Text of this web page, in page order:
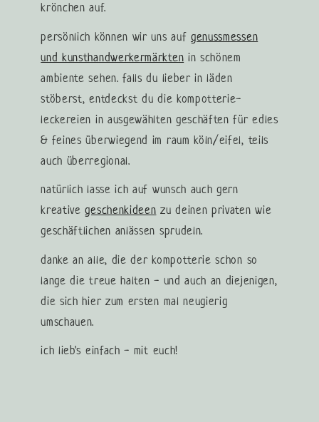
krönchen auf.
persönlich können wir uns auf genussmessen
und kunsthandwerkermärkten in schönem
ambiente sehen. falls du lieber in läden
stöberst, entdeckst du die kompotterie-
leckereien in ausgewählten geschäften für edles
& feines überwiegend im raum köln/eifel, teils
auch überregional.
natürlich lasse ich auf wunsch auch gern
kreativegeschenkideen zu deinen privaten wie
geschäftlichen anlässen sprudeln.
danke an alle, die der kompotterie schon so
lange die treue halten - und auch an diejenigen,
die sich hier zum ersten mal neugierig
umschauen.
ich lieb's einfach - mit euch!